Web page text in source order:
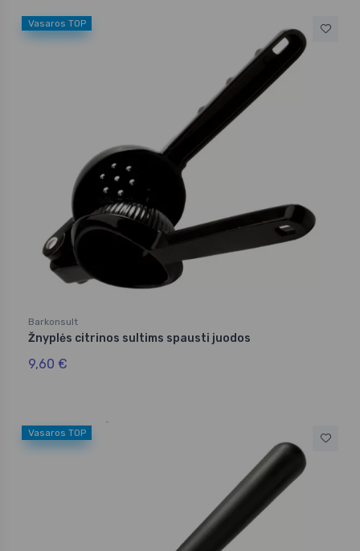
Vasaros TOP
Barkonsult
Žnyplės citrinos sultims spausti juodos
9,60 €
Vasaros TOP